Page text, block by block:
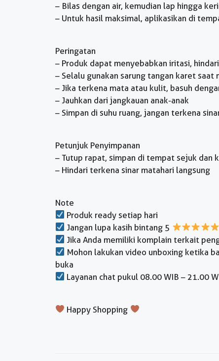
– Bilas dengan air, kemudian lap hingga
– Untuk hasil maksimal, aplikasikan di
Peringatan
– Produk dapat menyebabkan iritasi,
– Selalu gunakan sarung tangan karet saat
– Jika terkena mata atau kulit, basuh
– Jauhkan dari jangkauan anak-anak
– Simpan di suhu ruang, jangan terkena
Petunjuk Penyimpanan
– Tutup rapat, simpan di tempat sejuk dan
– Hindari terkena sinar matahari langsung
Note
Produk ready setiap hari
Jangan lupa kasih bintang 5
Jika Anda memiliki komplain terkait
Mohon lakukan video unboxing ketika
buka
Layanan chat pukul 08.00 WIB – 21.00
Happy Shopping